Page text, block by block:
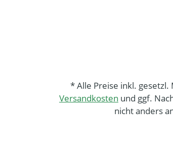
* Alle Preise inkl.
Versandkosten und ggf.
nicht anders